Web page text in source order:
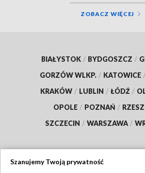
ZOBACZ WIĘCEJ
BIAŁYSTOK / BYDGOSZCZ /
GORZÓW WLKP. / KATOWICE
KRAKÓW / LUBLIN / ŁÓDŹ /
OPOLE / POZNAŃ /
SZCZECIN / WARSZAWA /
Szanujemy Twoją prywatność